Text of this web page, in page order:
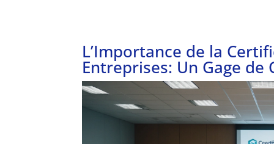
L’Importance de la
Entreprises: Un Gage